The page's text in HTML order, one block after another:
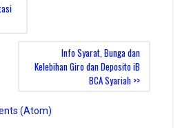
Info Syarat, Bunga dan
Kelebihan Giro dan Deposito iB
BCA Syariah >>
(Atom)